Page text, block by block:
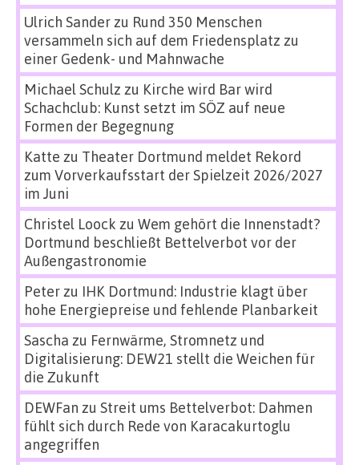
Ulrich Sanderzu Rund 350 Menschen
versammeln sich auf dem Friedensplatz zu
einer Gedenk- und Mahnwache
Michael Schulz zu Kirche wird Bar wird
Schachclub: Kunst setzt im SÖZ auf neue
Formen der Begegnung
Katte zu Theater Dortmund meldet Rekord
zum Vorverkaufsstart der Spielzeit 2026/2027
im Juni
Christel Loock zu Wem gehört die Innenstadt?
Dortmund beschließt Bettelverbot vor der
Außengastronomie
Peterzu IHK Dortmund: Industrie klagt über
hohe Energiepreise und fehlende Planbarkeit
Sascha zu Fernwärme, Stromnetz und
Digitalisierung: DEW21 stellt die Weichen für
die Zukunft
DEWFan zu Streit ums Bettelverbot: Dahmen
fühlt sich durch Rede von Karacakurtoglu
angegriffen